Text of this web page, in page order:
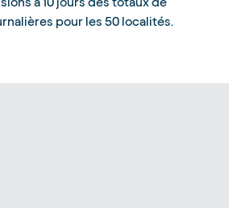
pour les 50 localités.